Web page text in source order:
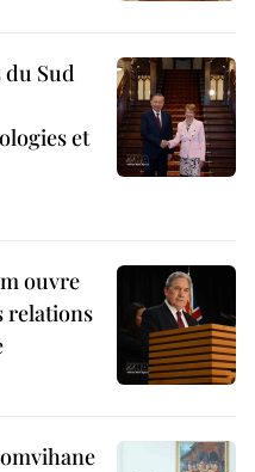
Sud
et
ouvre
relations